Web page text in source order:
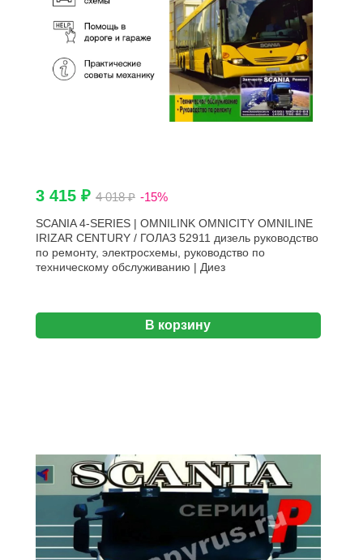
3 415 ₽ 4 018 ₽ -15%
SCANIA 4-SERIES | OMNILINK OMNICITY OMNILINE
IRIZAR CENTURY / ГОЛАЗ 52911 дизель руководство
по ремонту, электросхемы, руководство по
техническому обслуживанию | Диез
В корзину